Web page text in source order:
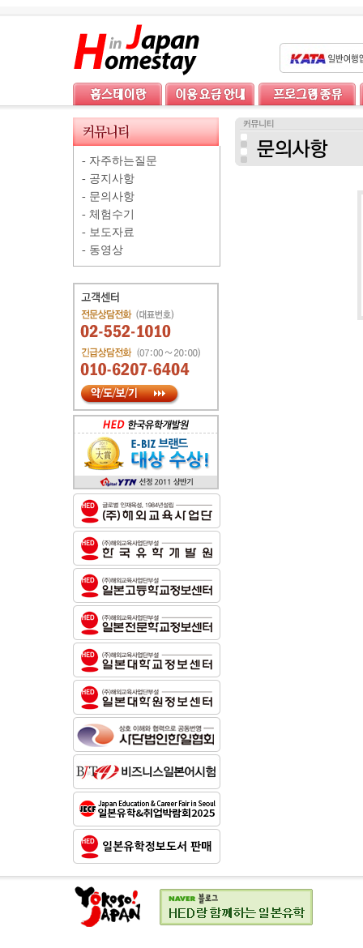
- 자주하는질문
- 공지사항
- 문의사항
- 체험수기
- 보도자료
- 동영상